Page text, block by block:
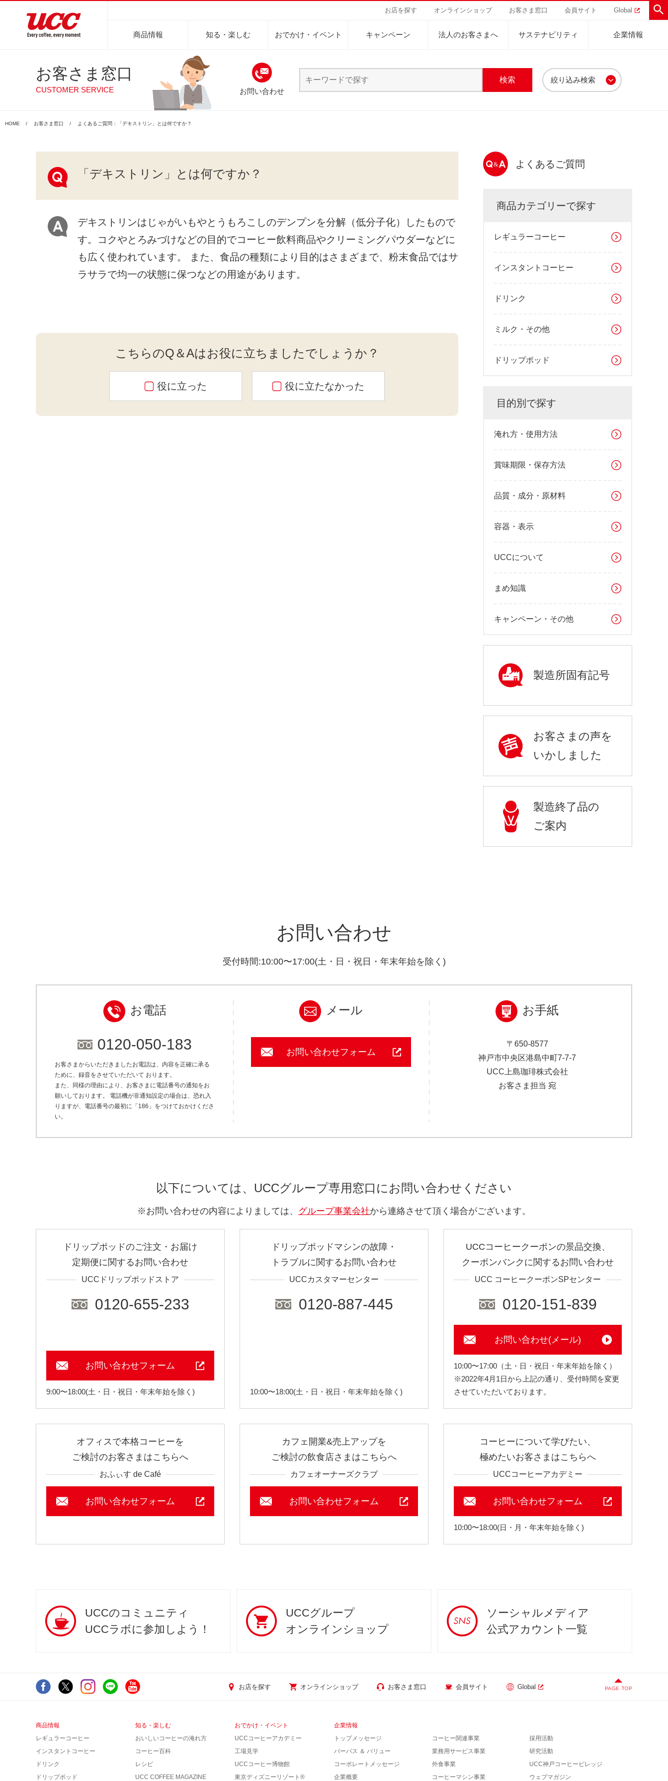
お店を探す オンラインショップ お客さま窓口 会員サイト Global
商品情報 知る・楽しむ おでかけ・イベント キャンペーン 法人のお客さまへ サステナビリティ 企業情報
商品情報一覧
コーヒーギフト 器具・その他
知る・楽しむ一覧
おいしいコーヒーの淹れ方 コーヒー百科 UCCのコーヒーマガジン
おでかけ・イベント情報一覧
UCCコーヒー博物館 UCCコーヒーアカデミー カフェのお仕事体験
サステナビリティ
サステナビリティチャレンジ
企業情報
グループサポート
UCC神戸コーヒービレッジ
ウェブマガジン
お客さま窓口
CUSTOMER SERVICE お問い合わせ
絞り込み検索
商品カテゴリーで探す
目的別で探す 淹れ方・使用方法 賞味期限・保存方法 品質・成分・原材料 容器・表示
まめ知識 キャンペーン・その他
閉じる
HOME お客さま窓口 よくあるご質問：「デキストリン」とは何ですか？
「デキストリン」とは何ですか？
デキストリンはじゃがいもやとうもろこしのデンプンを分解（低分子化）したもので
す。コクやとろみづけなどの目的でコーヒー飲料商品やクリーミングパウダーなどに
も広く使われています。 また、食品の種類により目的はさまざまで、粉末食品ではサ
ラサラで均一の状態に保つなどの用途があります。
こちらのQ＆Aはお役に立ちましたでしょうか？
役に立った 役に立たなかった
よくあるご質問
商品カテゴリーで探す
レギュラーコーヒー
インスタントコーヒー
ドリンク
ミルク・その他
ドリップポッド
目的別で探す
淹れ方・使用方法
賞味期限・保存方法
品質・成分・原材料
容器・表示
UCCについて
まめ知識
キャンペーン・その他
製造所固有記号
お客さまの声を
いかしました
製造終了品の
ご案内
お問い合わせ
受付時間:10:00〜17:00(土・日・祝日・年末年始を除く)
お電話
0120-050-183
お客さまからいただきましたお電話は、内容を正確に承る
ために、録音をさせていただいて おります。
また、同様の理由により、お客さまに電話番号の通知をお
願いしております。 電話機が非通知設定の場合は、恐れ入
りますが、電話番号の最初に「186」をつけておかけくださ
い。
メール
お問い合わせフォーム
お手紙
〒650-8577
神戸市中央区港島中町7-7-7
UCC上島珈琲株式会社
お客さま担当 宛
以下については、UCCグループ専用窓口にお問い合わせください
※お問い合わせの内容によりましては、 グループ事業会社から連絡させて頂く場合がございます。
ドリップポッドのご注文・お届け
定期便に関するお問い合わせ
UCCドリップポッドストア
0120-655-233
お問い合わせフォーム
9:00〜18:00(土・日・祝日・年末年始を除く)
ドリップポッドマシンの故障・
トラブルに関するお問い合わせ
UCCカスタマーセンター
0120-887-445
10:00〜18:00(土・日・祝日・年末年始を除く)
UCCコーヒークーポンの景品交換、
クーポンバンクに関するお問い合わせ
UCC コーヒークーポンSPセンター
0120-151-839
お問い合わせ(メール)
10:00〜17:00（土・日・祝日・年末年始を除く）
※2022年4月1日から上記の通り、受付時間を変更
させていただいております。
オフィスで本格コーヒーを
ご検討のお客さまはこちらへ
おふぃす de Café
お問い合わせフォーム
カフェ開業&売上アップを
ご検討の飲食店さまはこちらへ
カフェオーナーズクラブ
お問い合わせフォーム
コーヒーについて学びたい、
極めたいお客さまはこちらへ
UCCコーヒーアカデミー
お問い合わせフォーム
10:00〜18:00(日・月・年末年始を除く)
UCCのコミュニティ
UCCラボに参加しよう！
UCCグループ
オンラインショップ
ソーシャルメディア
公式アカウント一覧
お店を探す オンラインショップ お客さま窓口 会員サイト Global PAGE TOP
商品情報
レギュラーコーヒー
インスタントコーヒー
ドリンク
ドリップポッド
知る・楽しむ
おいしいコーヒーの淹れ方
コーヒー百科
レシピ
UCC COFFEE MAGAZINE
おでかけ・イベント
UCCコーヒーアカデミー
工場見学
UCCコーヒー博物館
東京ディズニーリゾート®︎
企業情報
トップメッセージ
パーパス ＆ バリュー
コーポレートメッセージ
企業概要
コーヒー関連事業
業務用サービス事業
外食事業
コーヒーマシン事業
採用活動
研究活動
UCC神戸コーヒービレッジ
ウェブマガジン